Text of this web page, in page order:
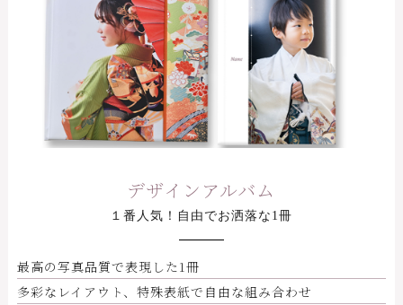
デザインアルバム
１番人気！自由でお洒落な1冊
最高の写真品質で表現した1冊
多彩なレイアウト、特殊表紙で自由な組み合わせ